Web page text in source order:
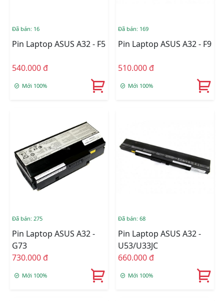
Đã bán: 16
Pin Laptop ASUS A32 - F5
540.000 đ
Mới 100%
Đã bán: 169
Pin Laptop ASUS A32 - F9
510.000 đ
Mới 100%
Đã bán: 275
Pin Laptop ASUS A32 -
G73
730.000 đ
Mới 100%
Đã bán: 68
Pin Laptop ASUS A32 -
U53/U33JC
660.000 đ
Mới 100%